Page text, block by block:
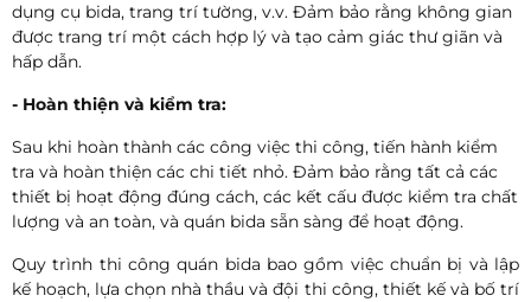
dụng cụ bida, trang trí tường, v.v. Đảm bảo rằng không gian
được trang trí một cách hợp lý và tạo cảm giác thư giãn và
hấp dẫn.
- Hoàn thiện và kiểm tra:
Sau khi hoàn thành các công việc thi công, tiến hành kiểm
tra và hoàn thiện các chi tiết nhỏ. Đảm bảo rằng tất cả các
thiết bị hoạt động đúng cách, các kết cấu được kiểm tra chất
lượng và an toàn, và quán bida sẵn sàng để hoạt động.
Quy trình thi công quán bida bao gồm việc chuẩn bị và lập
kế hoạch, lựa chọn nhà thầu và đội thi công, thiết kế và bố trí